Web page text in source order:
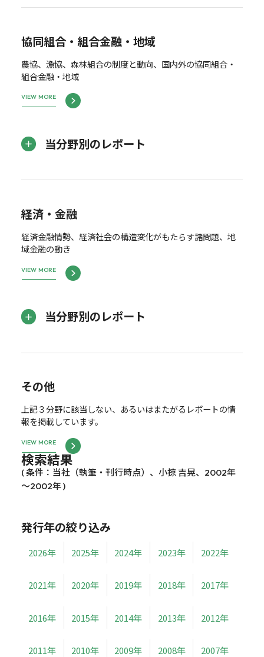
協同組合・組合金融・地域
農協、漁協、森林組合の制度と動向、国内外の協同組合・
組合金融・地域
VIEW MORE
当分野別のレポート
経済・金融
経済金融情勢、経済社会の構造変化がもたらす諸問題、地
域金融の動き
VIEW MORE
当分野別のレポート
その他
上記３分野に該当しない、あるいはまたがるレポートの情
報を掲載しています。
VIEW MORE
検索結果
( 条件：当社（執筆・刊行時点）、小掠 吉晃、2002年
～2002年 )
発行年の絞り込み
2026年 2025年 2024年 2023年 2022年
2021年 2020年 2019年 2018年 2017年
2016年 2015年 2014年 2013年 2012年
2011年 2010年 2009年 2008年 2007年